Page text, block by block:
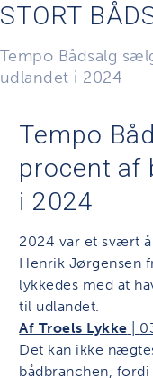
STORT
Tempo Bådsalg
udlandet i 2024
Tempo
procent af
i 2024
2024 var et svært
Henrik Jørgensen
lykkedes med at
til udlandet.
Af Troels Lykke
Det kan ikke
bådbranchen,